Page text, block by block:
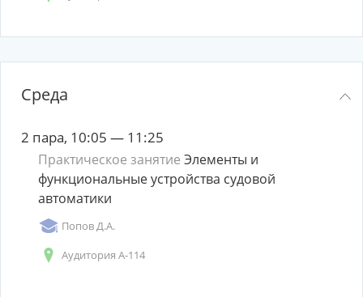
Среда
2 пара, 10:05 — 11:25
Практическое занятие Элементы и
функциональные устройства судовой
автоматики
Попов Д.А.
Аудитория А-114